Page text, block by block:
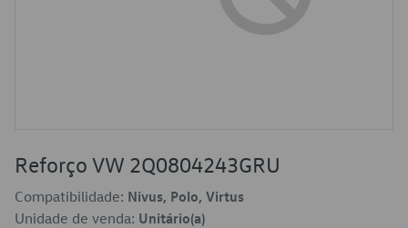
Reforço VW 2Q0804243GRU
Compatibilidade: Nivus, Polo, Virtus
Unidade de venda: Unitário(a)